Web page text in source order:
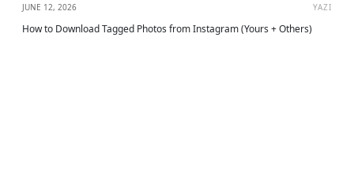
JUNE 12, 2026 YAZI
How to Download Tagged Photos from Instagram (Yours + Others)